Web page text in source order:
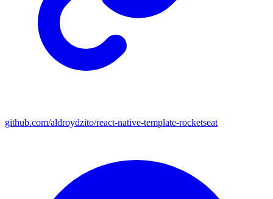
github.com/aldroydzito/react-native-template-rocketseat